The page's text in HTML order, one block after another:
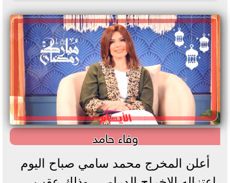
وفاء حامد
أعلن المخرج محمد سامي صباح اليوم